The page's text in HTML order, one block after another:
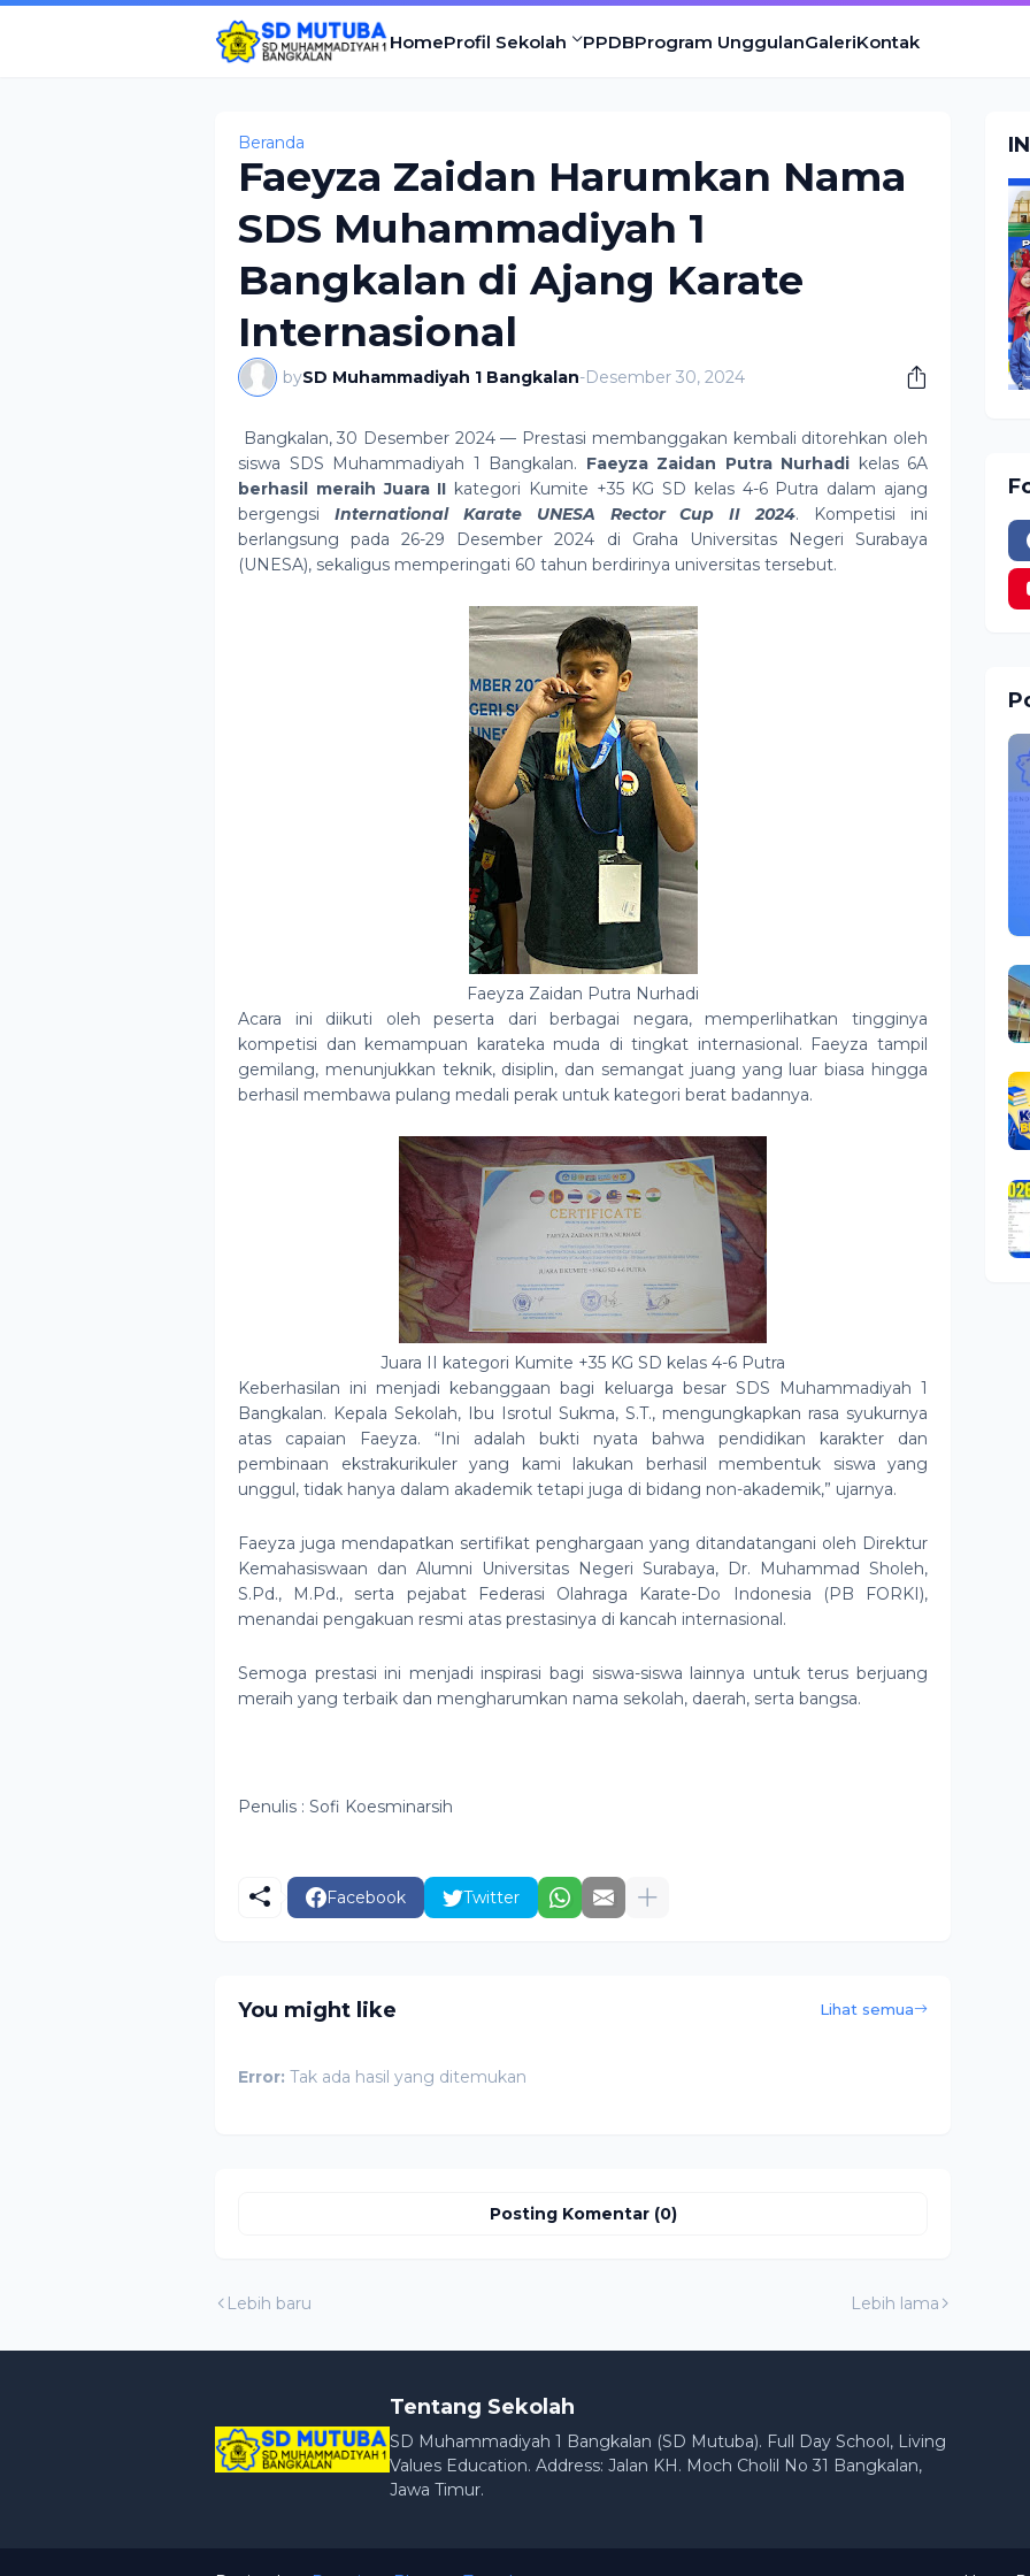
HomeProfil Sekolah PPDBProgram UnggulanGaleriKontak
Beranda
Faeyza Zaidan Harumkan Nama
SDS Muhammadiyah 1
Bangkalan di Ajang Karate
Internasional
bySD Muhammadiyah 1 Bangkalan-Desember 30, 2024
Bangkalan, 30 Desember 2024 — Prestasi membanggakan kembali ditorehkan oleh
siswa SDS Muhammadiyah 1 Bangkalan. Faeyza Zaidan Putra Nurhadi kelas 6A
berhasil meraih Juara II kategori Kumite +35 KG SD kelas 4-6 Putra dalam ajang
bergengsi International Karate UNESA Rector Cup II 2024. Kompetisi ini
berlangsung pada 26-29 Desember 2024 di Graha Universitas Negeri Surabaya
(UNESA), sekaligus memperingati 60 tahun berdirinya universitas tersebut.
Faeyza Zaidan Putra Nurhadi
Acara ini diikuti oleh peserta dari berbagai negara, memperlihatkan tingginya
kompetisi dan kemampuan karateka muda di tingkat internasional. Faeyza tampil
gemilang, menunjukkan teknik, disiplin, dan semangat juang yang luar biasa hingga
berhasil membawa pulang medali perak untuk kategori berat badannya.
Juara II kategori Kumite +35 KG SD kelas 4-6 Putra
Keberhasilan ini menjadi kebanggaan bagi keluarga besar SDS Muhammadiyah 1
Bangkalan. Kepala Sekolah, Ibu Isrotul Sukma, S.T., mengungkapkan rasa syukurnya
atas capaian Faeyza. “Ini adalah bukti nyata bahwa pendidikan karakter dan
pembinaan ekstrakurikuler yang kami lakukan berhasil membentuk siswa yang
unggul, tidak hanya dalam akademik tetapi juga di bidang non-akademik,” ujarnya.
Faeyza juga mendapatkan sertifikat penghargaan yang ditandatangani oleh Direktur
Kemahasiswaan dan Alumni Universitas Negeri Surabaya, Dr. Muhammad Sholeh,
S.Pd., M.Pd., serta pejabat Federasi Olahraga Karate-Do Indonesia (PB FORKI),
menandai pengakuan resmi atas prestasinya di kancah internasional.
Semoga prestasi ini menjadi inspirasi bagi siswa-siswa lainnya untuk terus berjuang
meraih yang terbaik dan mengharumkan nama sekolah, daerah, serta bangsa.
Penulis : Sofi Koesminarsih
Facebook Twitter
You might like Lihat semua
Error: Tak ada hasil yang ditemukan
Posting Komentar (0)
Lebih baru Lebih lama
Tentang Sekolah
SD Muhammadiyah 1 Bangkalan (SD Mutuba). Full Day School, Living
Values Education. Address: Jalan KH. Moch Cholil No 31 Bangkalan,
Jawa Timur.